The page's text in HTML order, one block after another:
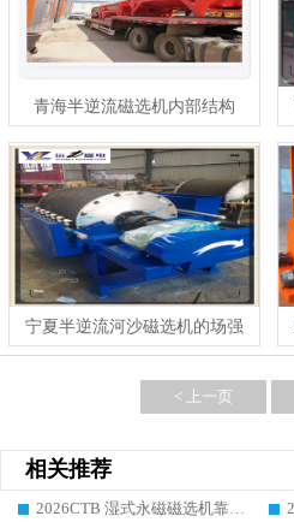
青海半逆流磁选机内部结构
宁夏半逆流河沙磁选机的场强
< 上一页
相关推荐
2026CTB 湿式永磁磁选机靠谱厂家实力排行榜 铁矿选矿设备采购全流程选购指南